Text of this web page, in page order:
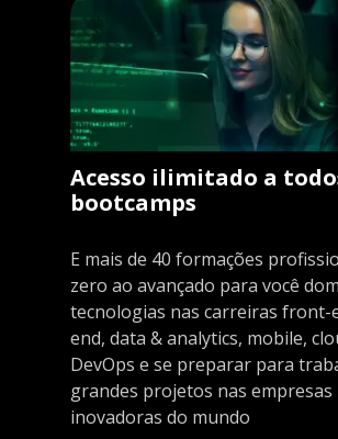
Acesso ilimitado a
bootcamps
E mais de 40 formações
zero ao avançado para você
tecnologias nas carreiras front-
end, data & analytics, mobile,
DevOps e se preparar para
grandes projetos nas empresas
inovadoras do mundo